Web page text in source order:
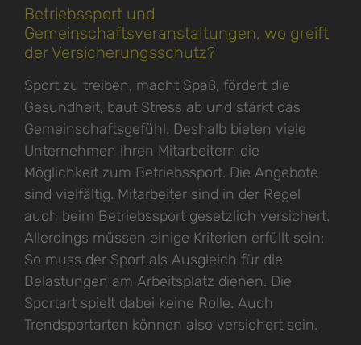
Betriebssport und
Gemeinschaftsveranstaltungen, wo greift
der Versicherungsschutz?
Sport zu treiben, macht Spaß, fördert die
Gesundheit, baut Stress ab und stärkt das
Gemeinschaftsgefühl. Deshalb bieten viele
Unternehmen ihren Mitarbeitern die
Möglichkeit zum Betriebssport. Die Angebote
sind vielfältig. Mitarbeiter sind in der Regel
auch beim Betriebssport gesetzlich versichert.
Allerdings müssen einige Kriterien erfüllt sein:
So muss der Sport als Ausgleich für die
Belastungen am Arbeitsplatz dienen. Die
Sportart spielt dabei keine Rolle. Auch
Trendsportarten können also versichert sein.